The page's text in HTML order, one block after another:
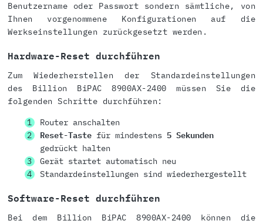
Benutzername oder Passwort sondern sämtliche, von
Ihnen vorgenommene Konfigurationen auf die
Werkseinstellungen zurückgesetzt werden.
Hardware-Reset durchführen
Zum Wiederherstellen der Standardeinstellungen
des Billion BiPAC 8900AX-2400 müssen Sie die
folgenden Schritte durchführen:
Router anschalten
Reset-Tastefür mindestens 5 Sekunden
gedrückt halten
Gerät startet automatisch neu
Standardeinstellungen sind wiederhergestellt
Software-Reset durchführen
Bei dem Billion BiPAC 8900AX-2400 können die